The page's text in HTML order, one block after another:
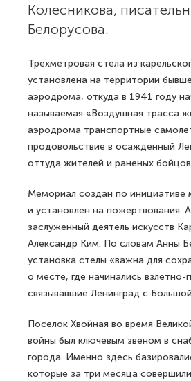
Колесникова,
Белорусова.
Трехметровая стела из
установлена на территории
аэродрома, откуда в 1941 году
называемая «Воздушная трасса
аэродрома транспортные
продовольствие в осажденный
оттуда жителей и раненых
Мемориал создан по инициативе
и установлен на пожертвования.
заслуженный деятель искусств
Александр Ким. По словам Анны
установка стелы «важна для
о месте, где начинались
связывавшие Ленинград с
Поселок Хвойная во время
войны был ключевым звеном в
города. Именно здесь
которые за три месяца